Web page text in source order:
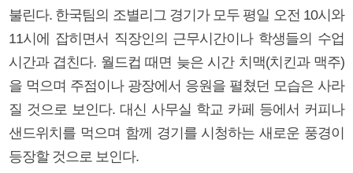
불린다. 한국팀의 조별리그 경기가 모두 평일 오전 10시와
11시에 잡히면서 직장인의 근무시간이나 학생들의 수업
시간과 겹친다. 월드컵 때면 늦은 시간 치맥(치킨과 맥주)
을 먹으며 주점이나 광장에서 응원을 펼쳤던 모습은 사라
질 것으로 보인다. 대신 사무실 학교 카페 등에서 커피나
샌드위치를 먹으며 함께 경기를 시청하는 새로운 풍경이
등장할 것으로 보인다.